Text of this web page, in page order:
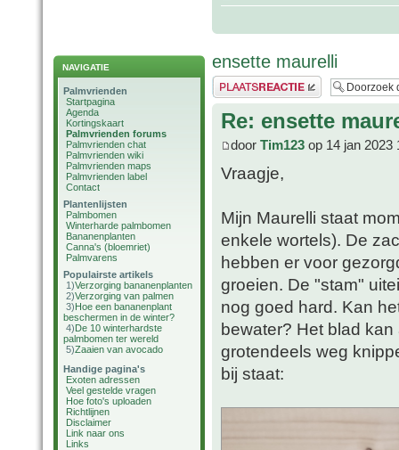
NAVIGATIE
Palmvrienden
Startpagina
Agenda
Kortingskaart
Palmvrienden forums
Palmvrienden chat
Palmvrienden wiki
Palmvrienden maps
Palmvrienden label
Contact
Plantenlijsten
Palmbomen
Winterharde palmbomen
Bananenplanten
Canna's (bloemriet)
Palmvarens
Populairste artikels
1)Verzorging bananenplanten
2)Verzorging van palmen
3)Hoe een bananenplant
beschermen in de winter?
4)De 10 winterhardste
palmbomen ter wereld
5)Zaaien van avocado
Handige pagina's
Exoten adressen
Veel gestelde vragen
Hoe foto's uploaden
Richtlijnen
Disclaimer
Link naar ons
Links
ensette maurelli
Plaats een reactie
Re: ensette
door Tim123 op 14 jan 2023
Vraagje,
Mijn Maurelli staat
enkele wortels). De
hebben er voor
groeien. De "stam"
nog goed hard. Kan
bewater? Het blad
grotendeels weg
bij staat: